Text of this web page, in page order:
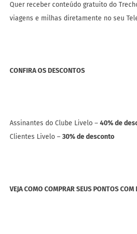
Quer receber conteúdo gratuito do
viagens e milhas diretamente no seu
CONFIRA OS DESCONTOS
Assinantes do Clube Livelo – 40% de
Clientes Livelo – 30% de desconto
VEJA COMO COMPRAR SEUS PONTOS COM